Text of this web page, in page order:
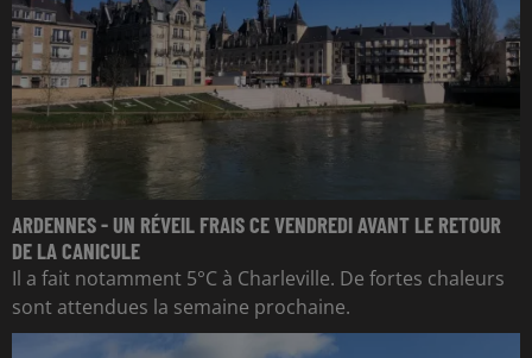
ARDENNES - UN RÉVEIL FRAIS CE VENDREDI AVANT LE RETOUR
DE LA CANICULE
Il a fait notamment 5°C à Charleville. De fortes chaleurs
sont attendues la semaine prochaine.